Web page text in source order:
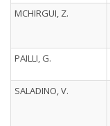
MCHIRGUI, Z.
PAILLI, G.
SALADINO, V.